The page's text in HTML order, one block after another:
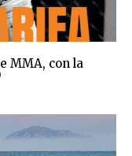
MMA, con la